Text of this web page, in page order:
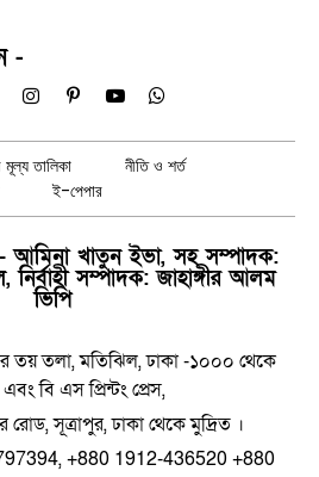
-
InstagramPinterestYouTubeWhatsApp
মূল্য তালিকা
নীতি ও শর্ত
ই-পেপার
আমিনা খাতুন ইভা, সহ সম্পাদক:
সম্পাদক: জাহাঙ্গীর আলম
ভিপি
তয় তলা, মতিঝিল, ঢাকা -১০০০ থেকে
বি এস প্রিন্টং প্রেস,
রোড, সূত্রাপুর, ঢাকা থেকে মুদ্রিত ।
+880 1912-436520 +880